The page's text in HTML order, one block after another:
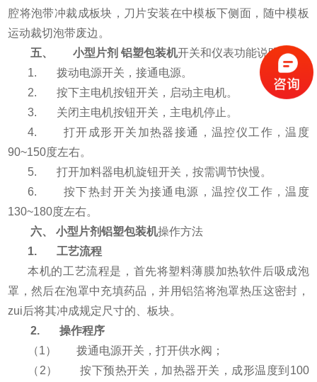
腔将泡带冲裁成板块，刀片安装在中模板下侧面，随中模板
运动裁切泡带废边。
五、 小型片剂 铝塑包装机开关和仪表功能说明
1. 拨动电源开关，接通电源。
2. 按下主电机按钮开关，启动主电机。
3. 关闭主电机按钮开关，主电机停止。
4. 打开成形开关加热器接通，温控仪工作，温度
90~150度左右。
5. 打开加料器电机旋钮开关，按需调节快慢。
6. 按下热封开关为接通电源，温控仪工作，温度
130~180度左右。
六、小型片剂铝塑包装机操作方法
1. 工艺流程
本机的工艺流程是，首先将塑料薄膜加热软件后吸成泡
罩，然后在泡罩中充填药品，并用铝箔将泡罩热压这密封，
zui后将其冲成规定尺寸的、板块。
2. 操作程序
（1） 拨通电源开关，打开供水阀；
（2） 按下预热开关，加热器开关，成形温度到100